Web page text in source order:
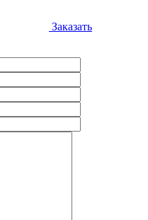
Заказать